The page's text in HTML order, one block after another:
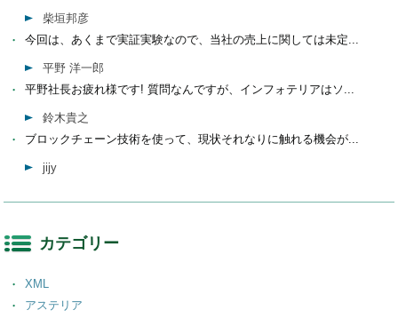
柴垣邦彦
今回は、あくまで実証実験なので、当社の売上に関しては未定...
平野 洋一郎
平野社長お疲れ様です! 質問なんですが、インフォテリアはソ...
鈴木貴之
ブロックチェーン技術を使って、現状それなりに触れる機会が...
jijy
カテゴリー
XML
アステリア